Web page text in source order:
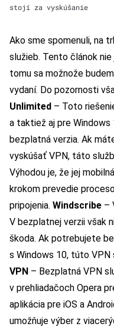
stojí za vyskúšanie
Ako sme spomenuli, na
služieb. Tento článok nie
tomu sa možnože
vydaní. Do pozornosti
Unlimited – Toto
a taktiež aj pre
bezplatná verzia. Ak
vyskúšať VPN, táto
Výhodou je, že jej
krokom prevedie
pripojenia. Windscribe –
V bezplatnej verzii však
škoda. Ak potrebujete
s Windows 10, túto VPN
VPN – Bezplatná VPN
v prehliadačoch Opera
aplikácia pre iOS a
umožňuje výber z